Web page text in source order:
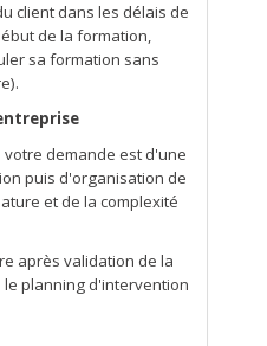
client dans les délais de
de la formation,
sa formation sans
demande est d'une
puis d'organisation de
et de la complexité
après validation de la
planning d'intervention